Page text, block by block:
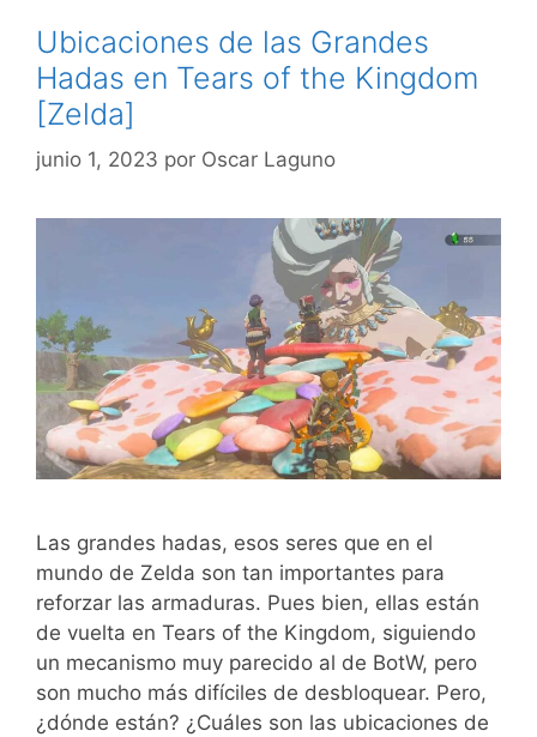
Ubicaciones de las Grandes
Hadas en Tears of the Kingdom
[Zelda]
junio 1, 2023 por Oscar Laguno
Las grandes hadas, esos seres que en el
mundo de Zelda son tan importantes para
reforzar las armaduras. Pues bien, ellas están
de vuelta en Tears of the Kingdom, siguiendo
un mecanismo muy parecido al de BotW, pero
son mucho más difíciles de desbloquear. Pero,
¿dónde están? ¿Cuáles son las ubicaciones de